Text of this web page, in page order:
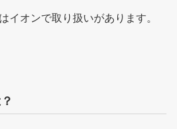
イオンで取り扱いがあります。